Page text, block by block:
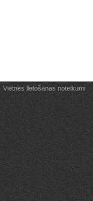
Vietnes lietošanas noteikumi